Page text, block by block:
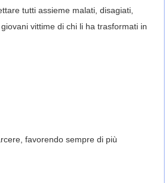
tutti assieme malati, disagiati,
vittime di chi li ha trasformati in
favorendo sempre di più